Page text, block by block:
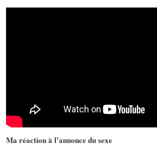
Ma réaction à l’annonce du sexe